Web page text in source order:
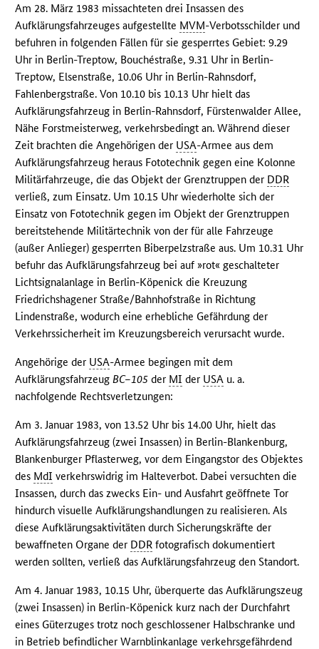
Am 28. März 1983 missachteten drei Insassen des
Aufklärungsfahrzeuges aufgestellte MVM-Verbotsschilder und
befuhren in folgenden Fällen für sie gesperrtes Gebiet: 9.29
Uhr in Berlin-Treptow, Bouchéstraße, 9.31 Uhr in Berlin-
Treptow, Elsenstraße, 10.06 Uhr in Berlin-Rahnsdorf,
Fahlenbergstraße. Von 10.10 bis 10.13 Uhr hielt das
Aufklärungsfahrzeug in Berlin-Rahnsdorf, Fürstenwalder Allee,
Nähe Forstmeisterweg, verkehrsbedingt an. Während dieser
Zeit brachten die Angehörigen der USA-Armee aus dem
Aufklärungsfahrzeug heraus Fototechnik gegen eine Kolonne
Militärfahrzeuge, die das Objekt der Grenztruppen der DDR
verließ, zum Einsatz. Um 10.15 Uhr wiederholte sich der
Einsatz von Fototechnik gegen im Objekt der Grenztruppen
bereitstehende Militärtechnik von der für alle Fahrzeuge
(außer Anlieger) gesperrten Biberpelzstraße aus. Um 10.31 Uhr
befuhr das Aufklärungsfahrzeug bei auf »rot« geschalteter
Lichtsignalanlage in Berlin-Köpenick die Kreuzung
Friedrichshagener Straße/Bahnhofstraße in Richtung
Lindenstraße, wodurch eine erhebliche Gefährdung der
Verkehrssicherheit im Kreuzungsbereich verursacht wurde.
Angehörige der USA-Armee begingen mit dem
Aufklärungsfahrzeug BC–105 der MI der USA u. a.
nachfolgende Rechtsverletzungen:
Am 3. Januar 1983, von 13.52 Uhr bis 14.00 Uhr, hielt das
Aufklärungsfahrzeug (zwei Insassen) in Berlin-Blankenburg,
Blankenburger Pflasterweg, vor dem Eingangstor des Objektes
des MdI verkehrswidrig im Halteverbot. Dabei versuchten die
Insassen, durch das zwecks Ein- und Ausfahrt geöffnete Tor
hindurch visuelle Aufklärungshandlungen zu realisieren. Als
diese Aufklärungsaktivitäten durch Sicherungskräfte der
bewaffneten Organe der DDR fotografisch dokumentiert
werden sollten, verließ das Aufklärungsfahrzeug den Standort.
Am 4. Januar 1983, 10.15 Uhr, überquerte das Aufklärungszeug
(zwei Insassen) in Berlin-Köpenick kurz nach der Durchfahrt
eines Güterzuges trotz noch geschlossener Halbschranke und
in Betrieb befindlicher Warnblinkanlage verkehrsgefährdend